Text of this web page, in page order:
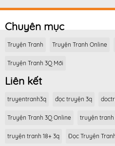
Chuyên mục
Truyện Tranh Truyện Tranh Online
Truyện Tranh 3Q Mới
Liên kết
truyentranh3q đọc truyện 3q
Truyện Tranh 3Q Online truyện tranh
truyện tranh 18+ 3q Đọc Truyện